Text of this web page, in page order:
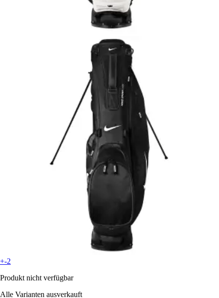
+-2
Produkt nicht verfügbar
Alle Varianten ausverkauft